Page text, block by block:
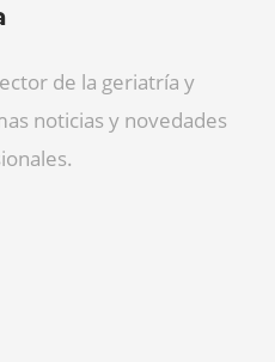
de la geriatría y
noticias y novedades